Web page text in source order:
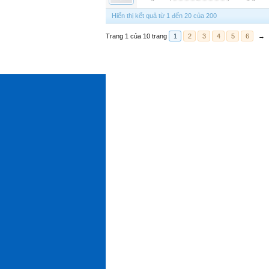
Hiển thị kết quả từ 1 đến 20 của 200
Trang 1 của 10 trang 1 2 3 4 5 6 →